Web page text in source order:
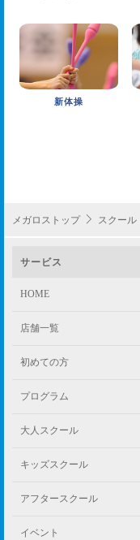
イベントでダンス
※タイムスケジュール
新体操
メガロストップ スクール
サービス
HOME
店舗一覧
初めての方
プログラム
大人スクール
キッズスクール
アフタースクール
イベント